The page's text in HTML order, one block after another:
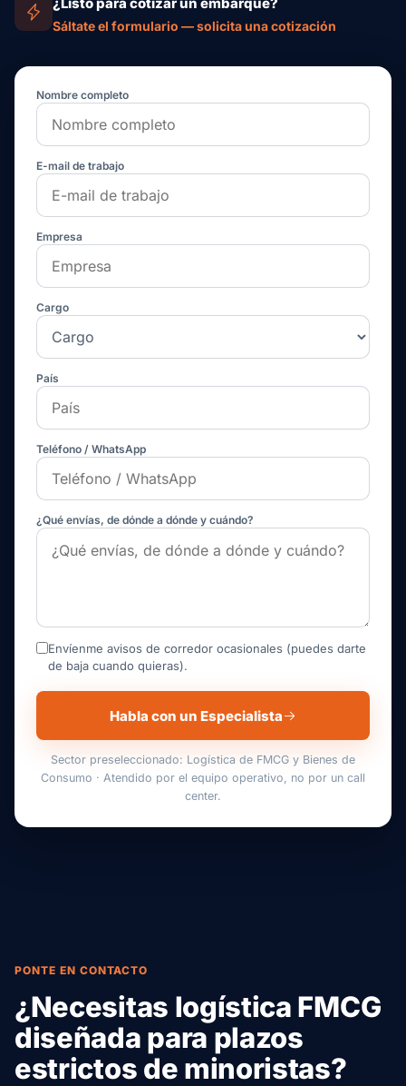
Sáltate el formulario — solicita una cotización
Nombre completo
E-mail de trabajo
Empresa
Cargo
País
Teléfono / WhatsApp
¿Qué envías, de dónde a dónde y cuándo?
Envíenme avisos de corredor ocasionales (puedes darte
de baja cuando quieras).
Habla con un Especialista
Sector preseleccionado: Logística de FMCG y Bienes de
Consumo · Atendido por el equipo operativo, no por un call
center.
PONTE EN CONTACTO
¿Necesitas logística FMCG
diseñada para plazos
estrictos de minoristas?